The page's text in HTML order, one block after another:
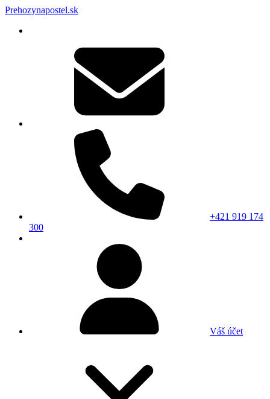
Prehozynapostel.sk
+421 919 174
300
Váš účet